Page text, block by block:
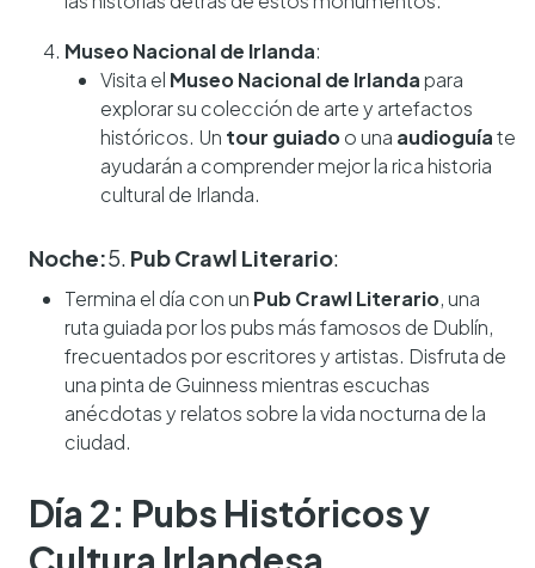
Museo Nacional de Irlanda:
Visita el Museo Nacional de Irlanda para
explorar su colección de arte y artefactos
históricos. Un tour guiadoo una audioguíate
ayudarán a comprender mejor la rica historia
cultural de Irlanda.
Noche:5. Pub Crawl Literario:
Termina el día con un Pub Crawl Literario, una
ruta guiada por los pubs más famosos de Dublín,
frecuentados por escritores y artistas. Disfruta de
una pinta de Guinness mientras escuchas
anécdotas y relatos sobre la vida nocturna de la
ciudad.
Día 2: Pubs Históricos y